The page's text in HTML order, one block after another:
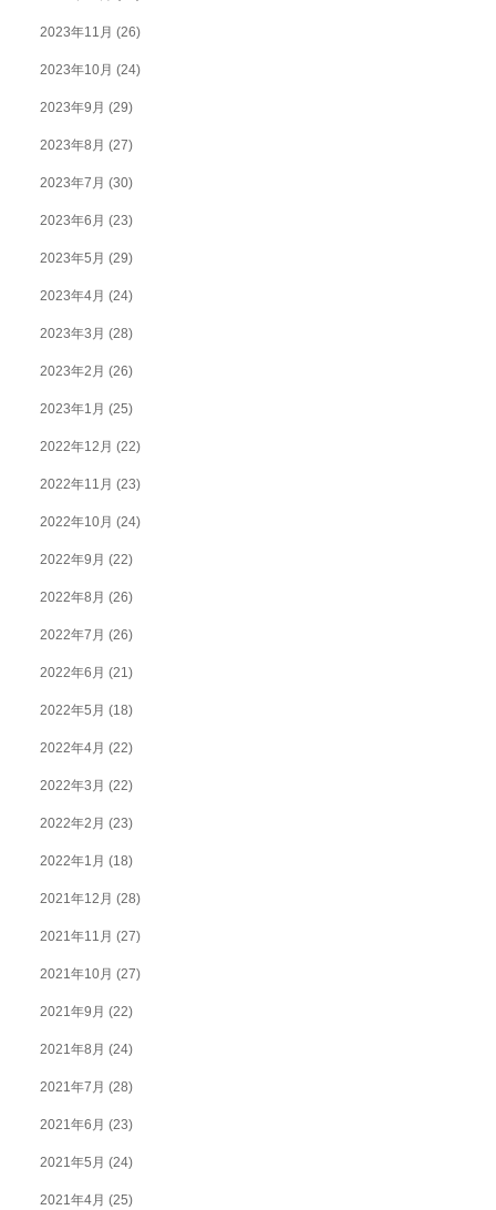
2023年11月 (26)
2023年10月 (24)
2023年9月 (29)
2023年8月 (27)
2023年7月 (30)
2023年6月 (23)
2023年5月 (29)
2023年4月 (24)
2023年3月 (28)
2023年2月 (26)
2023年1月 (25)
2022年12月 (22)
2022年11月 (23)
2022年10月 (24)
2022年9月 (22)
2022年8月 (26)
2022年7月 (26)
2022年6月 (21)
2022年5月 (18)
2022年4月 (22)
2022年3月 (22)
2022年2月 (23)
2022年1月 (18)
2021年12月 (28)
2021年11月 (27)
2021年10月 (27)
2021年9月 (22)
2021年8月 (24)
2021年7月 (28)
2021年6月 (23)
2021年5月 (24)
2021年4月 (25)